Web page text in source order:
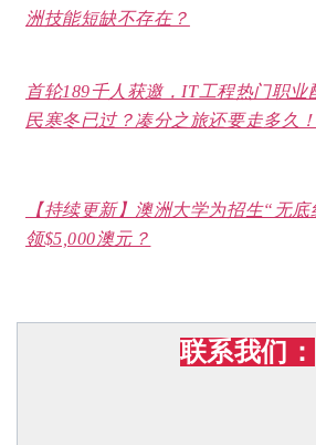
洲技能短缺不存在？
首轮189千人获邀，IT工程热门职业
民寒冬已过？凑分之旅还要走多久！
【持续更新】澳洲大学为招生“无
领$5,000澳元？
联系我们：